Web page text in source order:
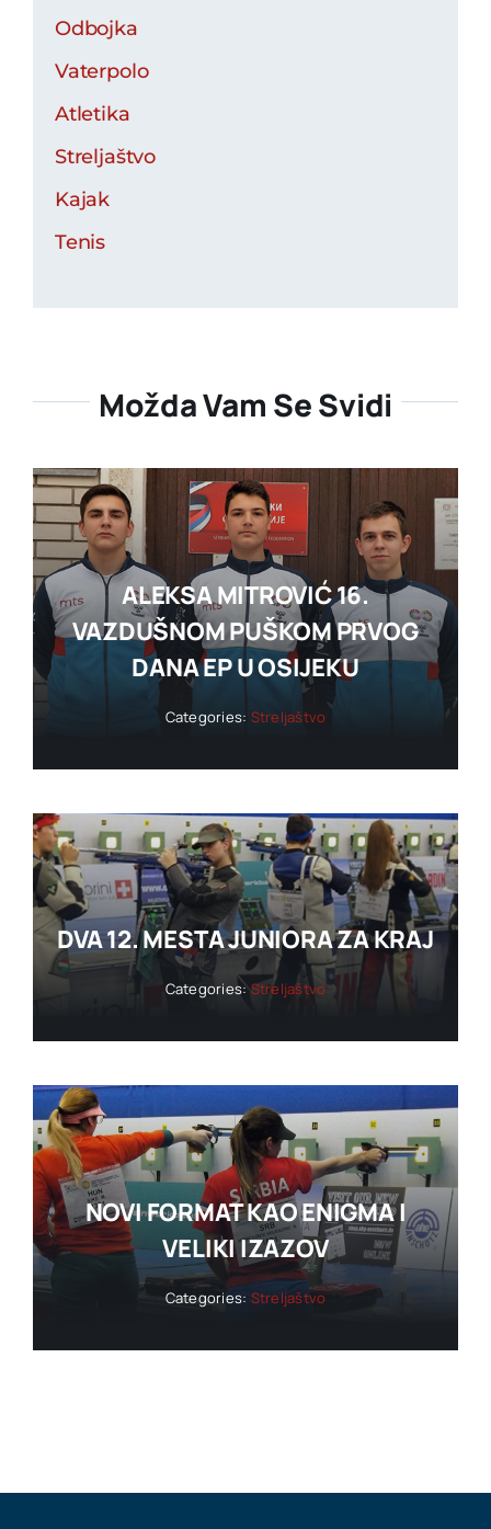
Odbojka
Vaterpolo
Atletika
Streljaštvo
Kajak
Tenis
Možda Vam Se Svidi
ALEKSA MITROVIĆ 16.
VAZDUŠNOM PUŠKOM PRVOG
DANA EP U OSIJEKU
Categories: Streljaštvo
DVA 12. MESTA JUNIORA ZA KRAJ
Categories: Streljaštvo
NOVI FORMAT KAO ENIGMA I
VELIKI IZAZOV
Categories: Streljaštvo